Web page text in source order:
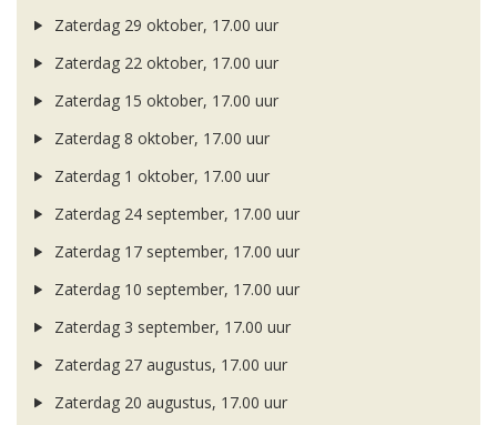
Zaterdag 29 oktober, 17.00 uur
Zaterdag 22 oktober, 17.00 uur
Zaterdag 15 oktober, 17.00 uur
Zaterdag 8 oktober, 17.00 uur
Zaterdag 1 oktober, 17.00 uur
Zaterdag 24 september, 17.00 uur
Zaterdag 17 september, 17.00 uur
Zaterdag 10 september, 17.00 uur
Zaterdag 3 september, 17.00 uur
Zaterdag 27 augustus, 17.00 uur
Zaterdag 20 augustus, 17.00 uur